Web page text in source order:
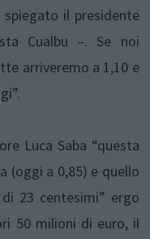
il presidente
Cualbu –. Se noi
arriveremo a 1,10 e
Luca Saba “questa
(oggi a 0,85) e quello
di 23 centesimi” ergo
50 milioni di euro, il